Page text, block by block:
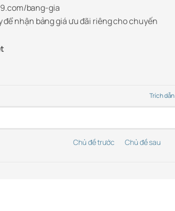
bang-gia
nhận bảng giá ưu đãi riêng cho chuyến
Trích dẫn
Chủ đề trước Chủ đề sau